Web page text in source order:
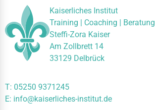
Kaiserliches Institut
Training | Coaching | Beratung
Steffi-Zora Kaiser
Am Zollbrett 14
33129 Delbrück
T: 05250 9371245
E: info@kaiserliches-institut.de